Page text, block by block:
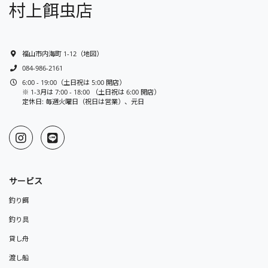
村上餌虫店
福山市内海町 1-12 （地図）
084-986-2161
6:00 - 19:00（土日祝は 5:00 開店）
※ 1-3月は 7:00 - 18:00 （土日祝は 6:00 開店）
定休日: 毎週火曜日（祝日は営業）、元日
サービス
釣り餌
釣り具
貸し舟
渡し船